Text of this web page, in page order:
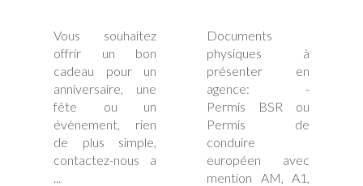
Vous souhaitez
offrir un bon
cadeau pour un
anniversaire, une
fête ou un
évènement, rien
de plus simple,
contactez-nous a
...
Documents
physiques à
présenter en
agence: -
Permis BSR ou
Permis de
conduire
européen avec
mention AM, A1,